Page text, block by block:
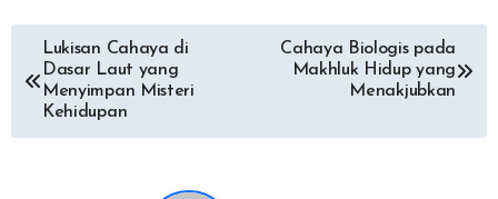
Navigasi
pos
Lukisan Cahaya di
Dasar Laut yang
Menyimpan Misteri
Kehidupan
Cahaya Biologis pada
Makhluk Hidup yang
Menakjubkan